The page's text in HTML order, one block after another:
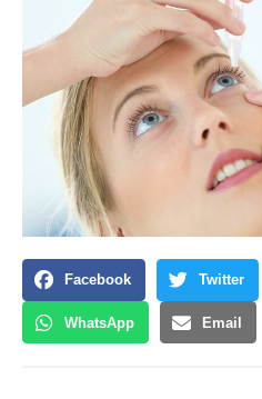
Facebook Twitter
WhatsApp Email